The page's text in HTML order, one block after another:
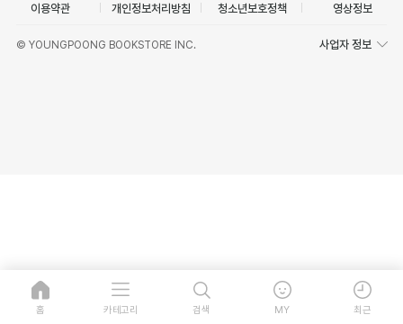
이용약관 개인정보처리방침 청소년보호정책 영상정보
© YOUNGPOONG BOOKSTORE INC. 사업자 정보
홈 카테고리 검색 MY 최근